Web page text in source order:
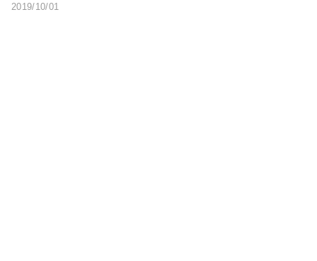
2019/10/01